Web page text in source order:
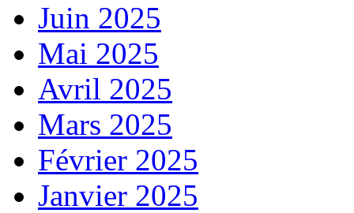
Juin 2025
Mai 2025
Avril 2025
Mars 2025
Février 2025
Janvier 2025